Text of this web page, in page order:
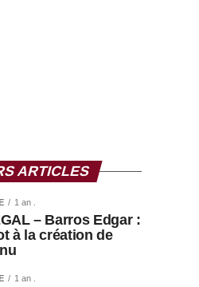
ARTICLES
1 an .
– Barros Edgar :
à la création de
1 an .